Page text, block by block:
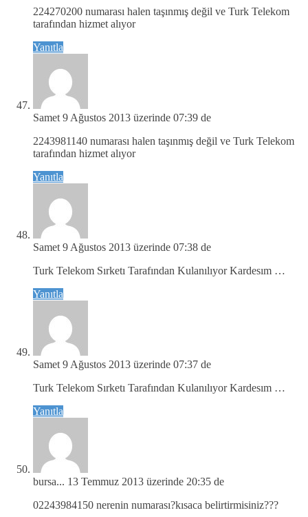
224270200 numarası halen taşınmış değil ve Turk Telekom
tarafından hizmet alıyor
Yanıtla
Samet 9 Ağustos 2013 üzerinde 07:39 de
2243981140 numarası halen taşınmış değil ve Turk Telekom
tarafından hizmet alıyor
Yanıtla
Samet 9 Ağustos 2013 üzerinde 07:38 de
Turk Telekom Sırketı Tarafından Kulanılıyor Kardesım …
Yanıtla
Samet 9 Ağustos 2013 üzerinde 07:37 de
Turk Telekom Sırketı Tarafından Kulanılıyor Kardesım …
Yanıtla
bursa... 13 Temmuz 2013 üzerinde 20:35 de
02243984150 nerenin numarası?kısaca belirtirmisiniz???